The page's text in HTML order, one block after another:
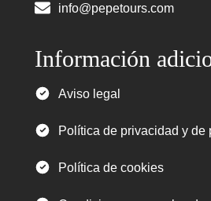
info@pepetours.com
Información
Aviso legal
Política de privacidad y de
Política de cookies